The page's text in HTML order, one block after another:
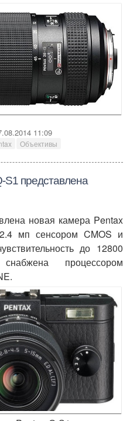
11:09
Объективы
S1 представлена
новая камера Pentax
мп сенсором CMOS и
до 12800
процессором